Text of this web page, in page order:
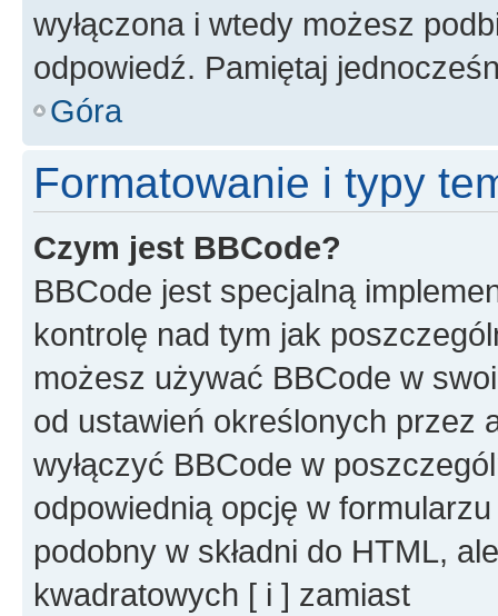
wyłączona i wtedy możesz
odpowiedź. Pamiętaj
Góra
Formatowanie i typy
Czym jest BBCode?
BBCode jest specjalną
kontrolę nad tym jak
możesz używać BBCode w
od ustawień określonych przez
wyłączyć BBCode w
odpowiednią opcję w
podobny w składni do HTML,
kwadratowych [ i ] zamiast